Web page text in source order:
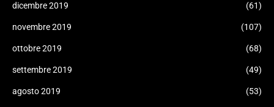
dicembre 2019 (61)
novembre 2019 (107)
ottobre 2019 (68)
settembre 2019 (49)
agosto 2019 (53)